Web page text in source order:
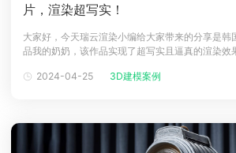
片，渲染超写实！
大家好，今天瑞云渲染小编给大家带来的分享是韩
品我的奶奶，该作品实现了超写实且逼真的渲染效
欢创造性的工作，后来我对 3D 工作产生了浓厚的
2024-04-25 3D建模案例